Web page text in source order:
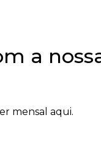
a
mensal aqui.